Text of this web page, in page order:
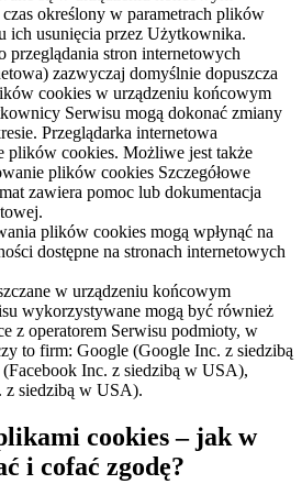
określony w parametrach plików
ich usunięcia przez Użytkownika.
przeglądania stron internetowych
zazwyczaj domyślnie dopuszcza
cookies w urządzeniu końcowym
Serwisu mogą dokonać zmiany
Przeglądarka internetowa
plików cookies. Możliwe jest także
plików cookies Szczegółowe
zawiera pomoc lub dokumentacja
plików cookies mogą wpłynąć na
dostępne na stronach internetowych
w urządzeniu końcowym
wykorzystywane mogą być również
z operatorem Serwisu podmioty, w
to firm: Google (Google Inc. z siedzibą
Inc. z siedzibą w USA),
siedzibą w USA).
cookies – jak w
i cofać zgodę?